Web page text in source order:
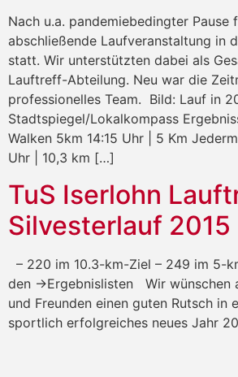
Nach u.a. pandemiebedingter Pause
abschließende Laufveranstaltung in
statt. Wir unterstützten dabei als
Lauftreff-Abteilung. Neu war die
professionelles Team. Bild: Lauf in
Stadtspiegel/Lokalkompass
Walken 5km 14:15 Uhr | 5 Km
Uhr | 10,3 km […]
TuS Iserlohn
Silvesterlauf 2015
– 220 im 10.3-km-Ziel – 249 im 5-
den ->Ergebnislisten Wir wünschen
und Freunden einen guten Rutsch in
sportlich erfolgreiches neues Jahr